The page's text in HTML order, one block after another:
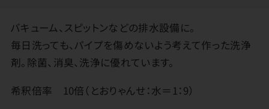
バキューム、スピットンなどの排水設備に。
毎日洗っても、パイプを傷めないよう考えて作った洗浄
剤。除菌、消臭、洗浄に優れています。
希釈倍率 10倍（とおりゃんせ：水＝1：9）